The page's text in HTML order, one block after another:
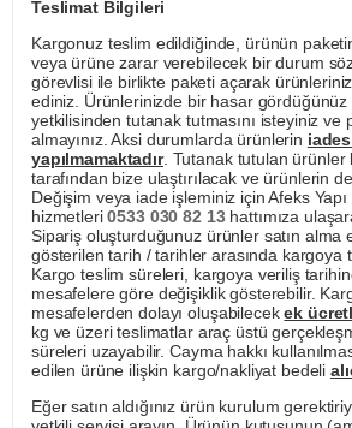
Teslimat Bilgileri
Kargonuz teslim edildiğinde, ürünün
veya ürüne zarar verebilecek bir durum
görevlisi ile birlikte paketi açarak
ediniz. Ürünlerinizde bir hasar
yetkilisinden tutanak tutmasını isteyiniz ve
almayınız. Aksi durumlarda ürünlerin
yapılmamaktadır. Tutanak tutulan ürünler
tarafından bize ulaştırılacak ve ürünlerin
Değişim veya iade işleminiz için Afeks
hizmetleri0533 030 82 13hattımıza
Sipariş oluşturduğunuz ürünler satın alma
gösterilen tarih / tarihler arasında kargoya
Kargo teslim süreleri, kargoya veriliş
mesafelere göre değişiklik gösterebilir.
mesafelerden dolayı oluşabilecekek
kg ve üzeri teslimatlar araç üstü
süreleri uzayabilir. Cayma hakkı
edilen ürüne ilişkin kargo/nakliyat bedeli
Eğer satın aldığınız ürün kurulum